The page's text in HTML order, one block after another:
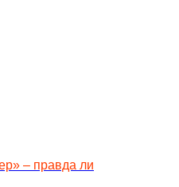
– правда ли